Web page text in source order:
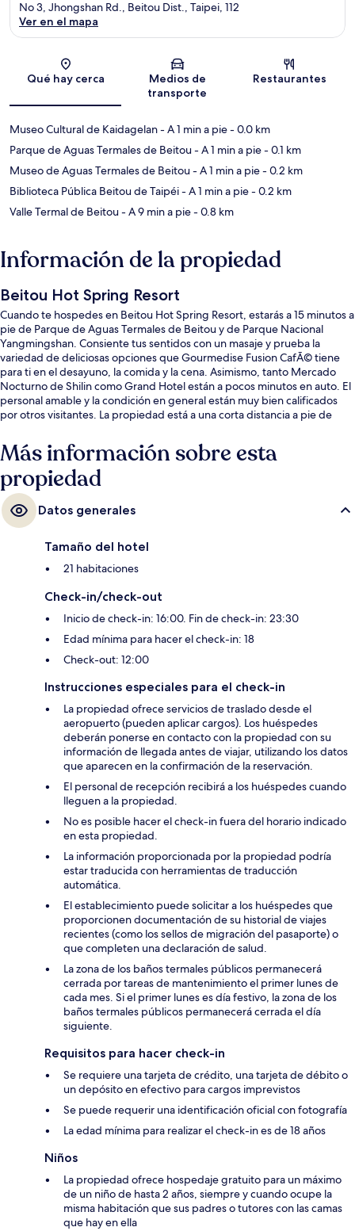
Sección del mapa
No 3, Jhongshan Rd., Beitou Dist., Taipei, 112
Ver en el mapa
Qué hay cerca
Medios de
transporte
Restaurantes
Museo Cultural de Kaidagelan- A 1 min a pie- 0.0 km
Parque de Aguas Termales de Beitou- A 1 min a pie- 0.1 km
Museo de Aguas Termales de Beitou- A 1 min a pie- 0.2 km
Biblioteca Pública Beitou de Taipéi- A 1 min a pie- 0.2 km
Valle Termal de Beitou- A 9 min a pie- 0.8 km
Información de la propiedad
Beitou Hot Spring Resort
Cuando te hospedes en Beitou Hot Spring Resort, estarás a 15 minutos a
pie de Parque de Aguas Termales de Beitou y de Parque Nacional
Yangmingshan. Consiente tus sentidos con un masaje y prueba la
variedad de deliciosas opciones que Gourmedise Fusion CafÃ© tiene
para ti en el desayuno, la comida y la cena. Asimismo, tanto Mercado
Nocturno de Shilin como Grand Hotel están a pocos minutos en auto. El
personal amable y la condición en general están muy bien calificados
por otros visitantes. La propiedad está a una corta distancia a pie de
Xinbeitou está a 2 minutos y Estación de metro de Beitou está a 14
minutos.
Más información sobre esta
propiedad
Datos generales
Tamaño del hotel
21 habitaciones
Check-in/check-out
Inicio de check-in: 16:00. Fin de check-in: 23:30
Edad mínima para hacer el check-in: 18
Check-out: 12:00
Instrucciones especiales para el check-in
La propiedad ofrece servicios de traslado desde el
aeropuerto (pueden aplicar cargos). Los huéspedes
deberán ponerse en contacto con la propiedad con su
información de llegada antes de viajar, utilizando los datos
que aparecen en la confirmación de la reservación.
El personal de recepción recibirá a los huéspedes cuando
lleguen a la propiedad.
No es posible hacer el check-in fuera del horario indicado
en esta propiedad.
La información proporcionada por la propiedad podría
estar traducida con herramientas de traducción
automática.
El establecimiento puede solicitar a los huéspedes que
proporcionen documentación de su historial de viajes
recientes (como los sellos de migración del pasaporte) o
que completen una declaración de salud.
La zona de los baños termales públicos permanecerá
cerrada por tareas de mantenimiento el primer lunes de
cada mes. Si el primer lunes es día festivo, la zona de los
baños termales públicos permanecerá cerrada el día
siguiente.
Requisitos para hacer check-in
Se requiere una tarjeta de crédito, una tarjeta de débito o
un depósito en efectivo para cargos imprevistos
Se puede requerir una identificación oficial con fotografía
La edad mínima para realizar el check-in es de 18 años
Niños
La propiedad ofrece hospedaje gratuito para un máximo
de un niño de hasta 2 años, siempre y cuando ocupe la
misma habitación que sus padres o tutores con las camas
que hay en ella